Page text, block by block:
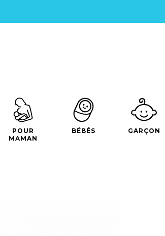
POUR
MAMAN
BÉBÉS GARÇON